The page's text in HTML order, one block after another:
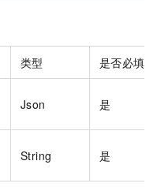
类型 是否必填
Json 是
String 是